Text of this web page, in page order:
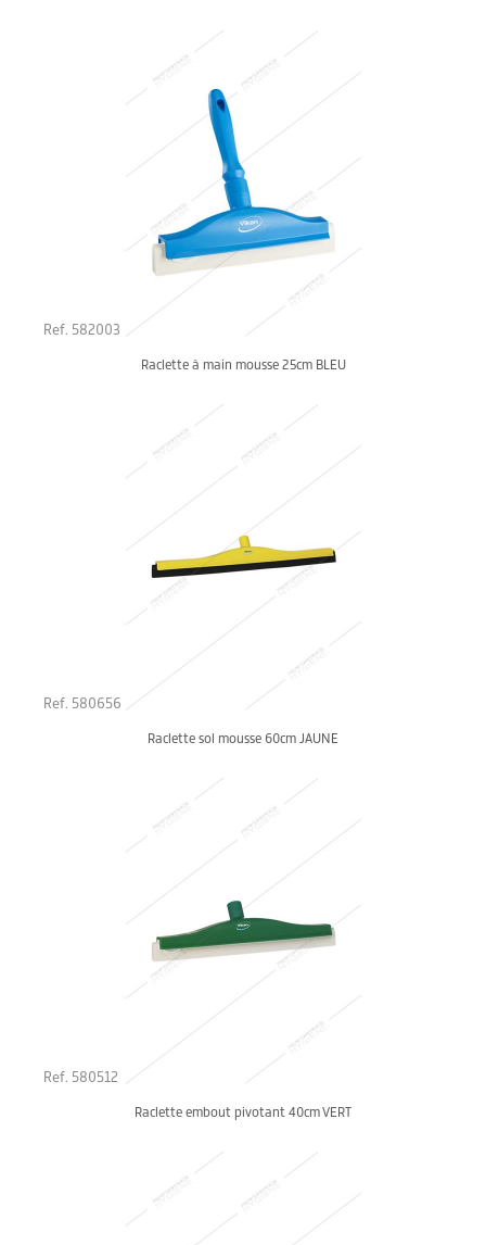
Ref. 582003
Raclette à main mousse 25cm BLEU
Ref. 580656
Raclette sol mousse 60cm JAUNE
Ref. 580512
Raclette embout pivotant 40cm VERT